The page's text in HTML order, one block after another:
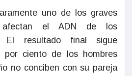
uno de los graves
afectan el ADN de los
El resultado final sigue
ciento de los hombres
no conciben con su pareja